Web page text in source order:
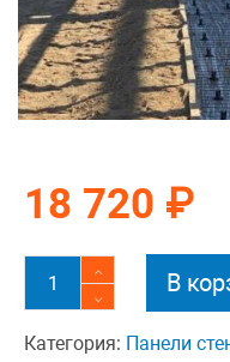
18 720 ₽
В
Категория: Панели